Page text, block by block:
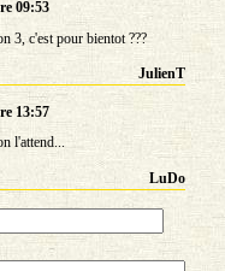
09:53
3, c'est pour bientot ???
JulienT
13:57
l'attend...
LuDo